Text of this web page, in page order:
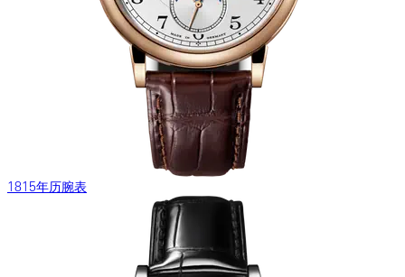
1815年历腕表